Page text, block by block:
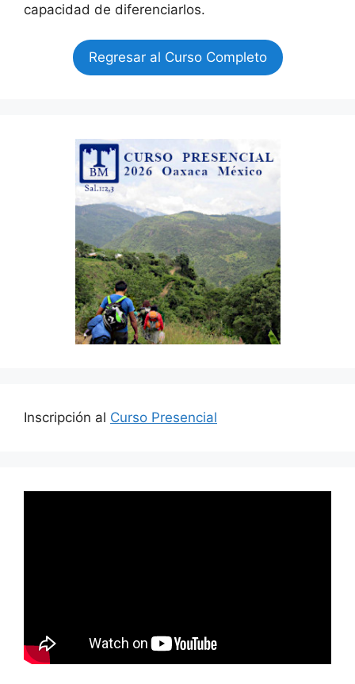
capacidad de diferenciarlos.
Regresar al Curso Completo
Inscripción al Curso Presencial